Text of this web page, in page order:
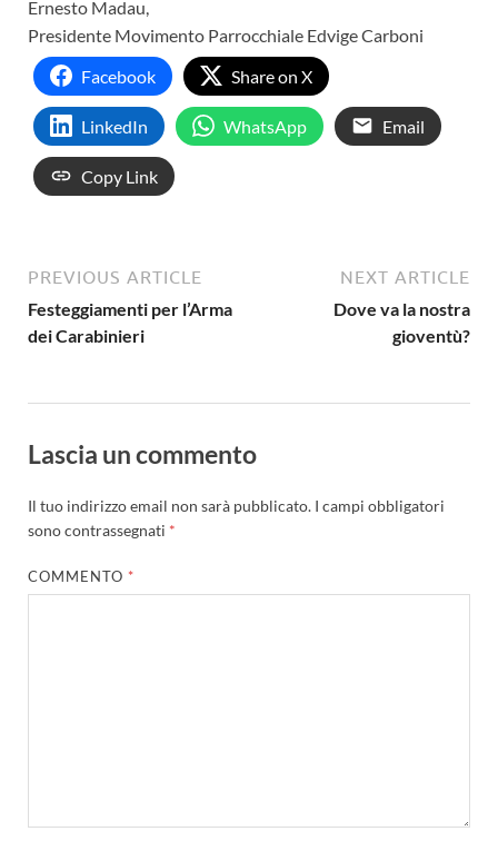
Ernesto Madau,
Presidente Movimento Parrocchiale Edvige Carboni
Facebook
Share on X
LinkedIn WhatsApp Email
Copy Link
PREVIOUS ARTICLE
Festeggiamenti per l’Arma
dei Carabinieri
NEXT ARTICLE
Dove va la nostra
gioventù?
Lascia un commento
Il tuo indirizzo email non sarà pubblicato. I campi obbligatori
sono contrassegnati *
COMMENTO *